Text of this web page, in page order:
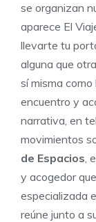
se organizan
aparece El
llevarte tu
alguna que
sí misma
encuentro y
narrativa, en
movimientos
de Espacios ,
y acogedor
especializada
reúne junto a